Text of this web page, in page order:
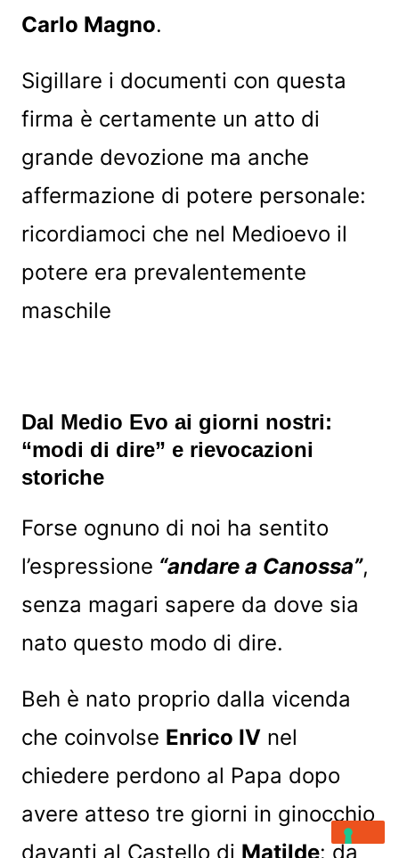
Carlo Magno.
Sigillare i documenti con questa
firma è certamente un atto di
grande devozione ma anche
affermazione di potere personale:
ricordiamoci che nel Medioevo il
potere era prevalentemente
maschile
Dal Medio Evo ai giorni nostri:
“modi di dire” e rievocazioni
storiche
Forse ognuno di noi ha sentito
l’espressione “andare a Canossa”,
senza magari sapere da dove sia
nato questo modo di dire.
Beh è nato proprio dalla vicenda
che coinvolse Enrico IVnel
chiedere perdono al Papa dopo
avere atteso tre giorni in ginocchio
davanti al Castello di Matilde: da